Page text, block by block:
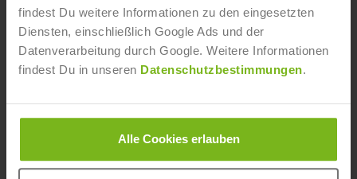
findest Du weitere Informationen zu den eingesetzten
Diensten, einschließlich Google Ads und der
Datenverarbeitung durch Google. Weitere Informationen
findest Du in unseren Datenschutzbestimmungen.
Alle Cookies erlauben
Fernstudium - So funktioniert's
anrechenbar auf die Bachelorstudiengänge des
Fachbereichs "Fitness".